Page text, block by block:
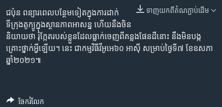
សម្ព័ន្ធ​
រំលង​
និង​
ទៅ​
កាន់​
រក
Khmer English
បណ្តាញ​សង្គម
ទាញ​យក​ពី​តំណភ្ជាប់​ដើម
ជប៉ុន ពន្យារ​ពេល​បន្ថែមទៀត​ក្នុងការដាក់​
ទីក្រុងតូក្យូ​ក្នុង​ស្ថានភាព​អាសន្ន ហើយនឹង​ចិន​
និយាយ​ថា រ៉ុក្កែត​របស់​ខ្លួន​ដែល​ធ្លាក់ចេញ​ពី​គន្លង​ផែនដី​នោះ នឹង​មិន​បង្ក​
គ្រោះថ្នាក់​អ្វីឡើយ។ នេះ ជា​កម្មវិធី​វីអូអេ​៦០ អាស៊ី សម្រាប់​ថ្ងៃទី៧ ខែឧសភា
ឆ្នាំ២០២១៕
ចែករំលែក